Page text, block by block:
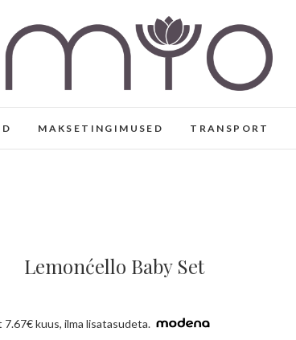
ja joogariided
MAKSETINGIMUSED TRANSPORT
Lemonćello Baby Set
7.67€ kuus, ilma lisatasudeta.